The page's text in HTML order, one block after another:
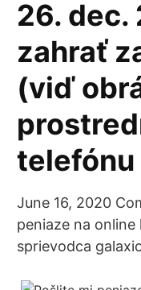
26. dec.
zahrať
(viď
telefónu
June 16, 2020
peniaze na
sprievodca